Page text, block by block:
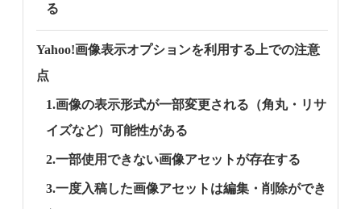
る
Yahoo!画像表示オプションを利用する上での注意
点
1.画像の表示形式が一部変更される（角丸・リサ
イズなど）可能性がある
2.一部使用できない画像アセットが存在する
3.一度入稿した画像アセットは編集・削除ができ